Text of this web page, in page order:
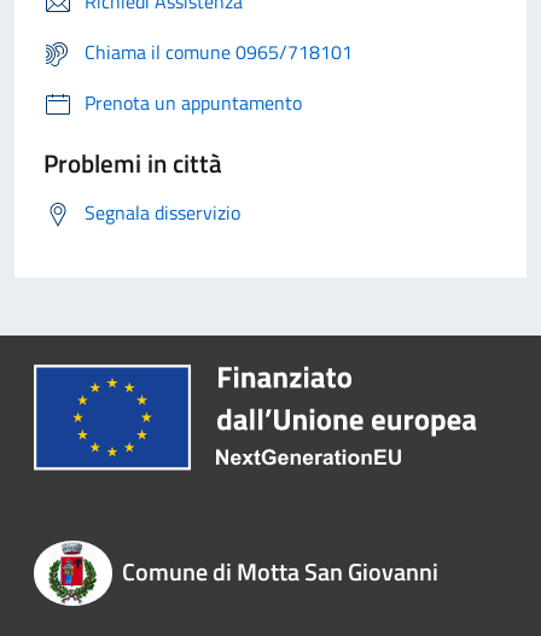
Chiama il comune 0965/718101
Prenota un appuntamento
Problemi in città
Segnala disservizio
Comune di Motta San Giovanni